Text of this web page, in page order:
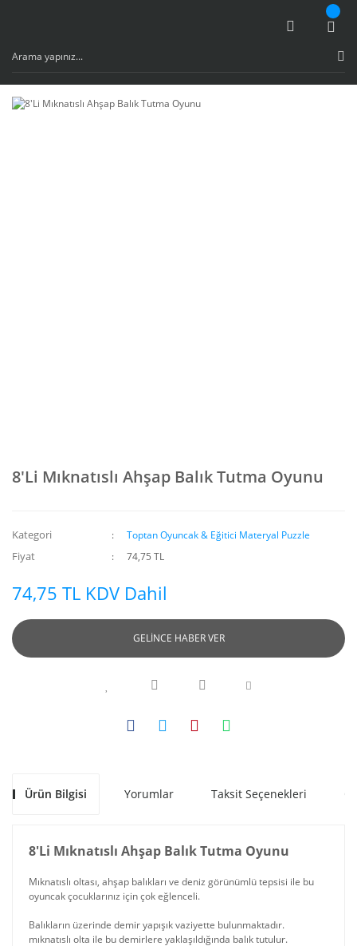
8'Li Mıknatıslı Ahşap Balık Tutma Oyunu
Kategori Toptan Oyuncak & Eğitici Materyal Puzzle
Fiyat 74,75 TL
74,75 TL KDV Dahil
GELİNCE HABER VER
Ürün Bilgisi Yorumlar Taksit Seçenekleri
8'Li Mıknatıslı Ahşap Balık Tutma Oyunu
Mıknatıslı oltası, ahşap balıkları ve deniz görünümlü tepsisi ile bu
oyuncak çocuklarınız için çok eğlenceli.
Balıkların üzerinde demir yapışık vaziyette bulunmaktadır.
mıknatıslı olta ile bu demirlere yaklaşıldığında balık tutulur.